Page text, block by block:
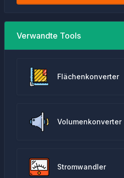
Verwandte Tools
Flächenkonverter
Volumenkonverter
Stromwandler